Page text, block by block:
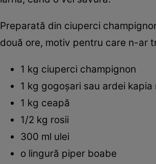
Preparată din ciuperci
două ore, motiv pentru care n-ar
1 kg ciuperci champignon
1 kg gogoşari sau ardei kapia
1 kg ceapă
1/2 kg rosii
300 ml ulei
o lingură piper boabe